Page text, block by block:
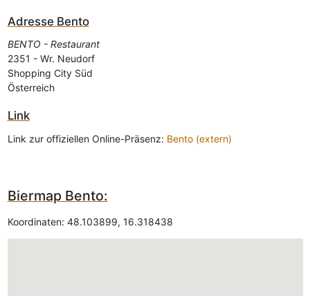
Adresse Bento
BENTO - Restaurant
2351 - Wr. Neudorf
Shopping City Süd
Österreich
Link
Link zur offiziellen Online-Präsenz: Bento (extern)
Biermap Bento:
Koordinaten: 48.103899, 16.318438